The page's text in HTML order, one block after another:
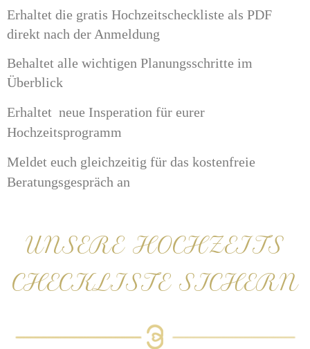
Erhaltet die gratis Hochzeitscheckliste als PDF
direkt nach der Anmeldung
Behaltet alle wichtigen Planungsschritte im
Überblick
Erhaltet neue Insperation für eurer
Hochzeitsprogramm
Meldet euch gleichzeitig für das kostenfreie
Beratungsgespräch an
UNSERE HOCHZEITS
CHECKLISTE SICHERN